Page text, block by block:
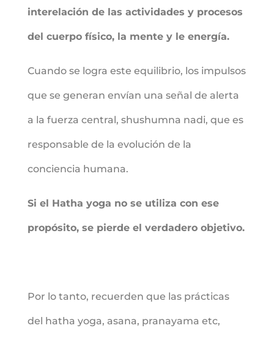
interelación de las actividades y procesos
del cuerpo físico, la mente y le energía.
Cuando se logra este equilibrio, los impulsos
que se generan envían una señal de alerta
a la fuerza central, shushumna nadi, que es
responsable de la evolución de la
conciencia humana.
Si el Hatha yoga no se utiliza con ese
propósito, se pierde el verdadero objetivo.
Por lo tanto, recuerden que las prácticas
del hatha yoga, asana, pranayama etc,